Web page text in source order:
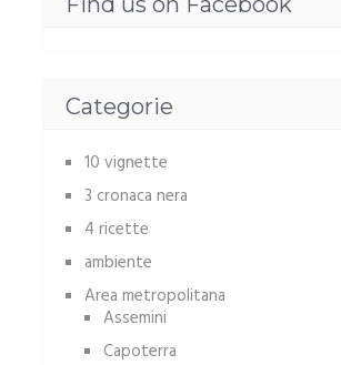
Categorie
10 vignette
3 cronaca nera
4 ricette
ambiente
Area metropolitana
Assemini
Capoterra